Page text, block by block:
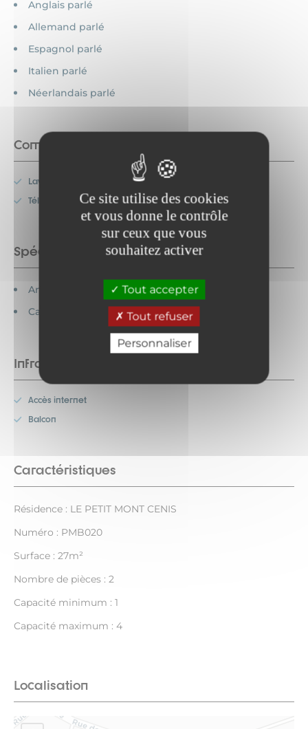
Ce site utilise des cookies
et vous donne le contrôle
sur ceux que vous
souhaitez activer
Tout accepter
Tout refuser
Personnaliser
Anglais parlé
Allemand parlé
Espagnol parlé
Italien parlé
Néerlandais parlé
Commodités
Lave-vaisselle
Télévision
Spécificités
Animaux acceptés
Cartes bancaires acceptées
Infrastructures
Accès internet
Balcon
Caractéristiques
Résidence : LE PETIT MONT CENIS
Numéro : PMB020
Surface : 27m²
Nombre de pièces : 2
Capacité minimum : 1
Capacité maximum : 4
Localisation